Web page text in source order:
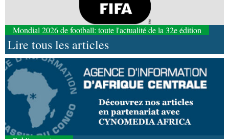
Mondial 2026 de football: toute l'actualité de la 32e édition
Lire tous les articles